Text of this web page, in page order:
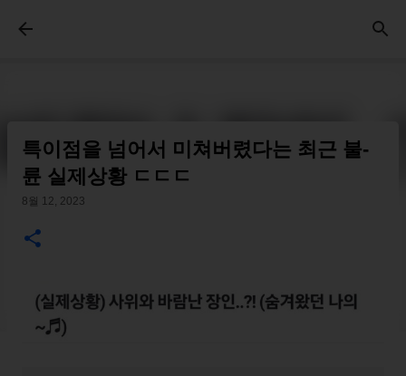
특이점을 넘어서 미쳐버렸다는 최근 불-
륜 실제상황 ㄷㄷㄷ
8월 12, 2023